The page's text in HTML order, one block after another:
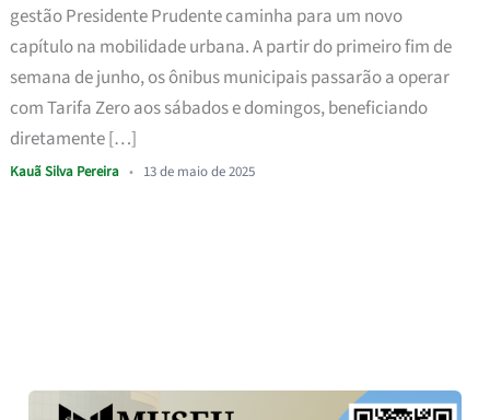
gestão Presidente Prudente caminha para um novo
capítulo na mobilidade urbana. A partir do primeiro fim de
semana de junho, os ônibus municipais passarão a operar
com Tarifa Zero aos sábados e domingos, beneficiando
diretamente […]
Kauã Silva Pereira • 13 de maio de 2025